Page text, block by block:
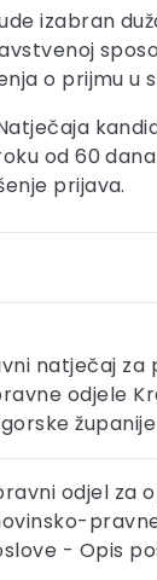
izabran
o prijmu u
od 60
prijava.
natječaj za
odjele
županije
odjel za
- Opis